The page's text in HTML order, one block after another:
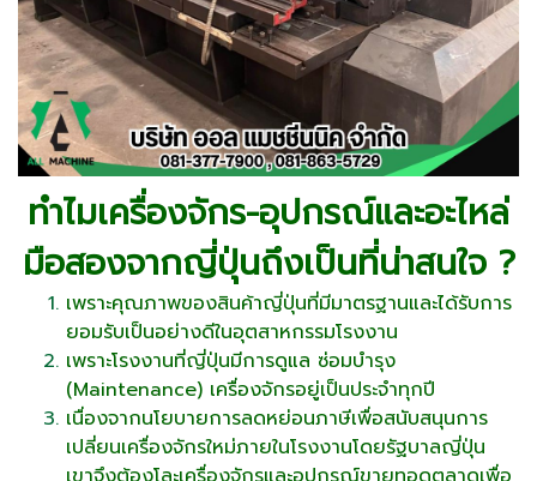
ทำไมเครื่องจักร-อุปกรณ์และอะไหล่
มือสองจากญี่ปุ่นถึงเป็นที่น่าสนใจ ?
เพราะคุณภาพของสินค้าญี่ปุ่นที่มีมาตรฐานและได้รับการ
ยอมรับเป็นอย่างดีในอุตสาหกรรมโรงงาน
เพราะโรงงานที่ญี่ปุ่นมีการดูแล ซ่อมบำรุง
(Maintenance) เครื่องจักรอยู่เป็นประจำทุกปี
เนื่องจากนโยบายการลดหย่อนภาษีเพื่อสนับสนุนการ
เปลี่ยนเครื่องจักรใหม่ภายในโรงงานโดยรัฐบาลญี่ปุ่น